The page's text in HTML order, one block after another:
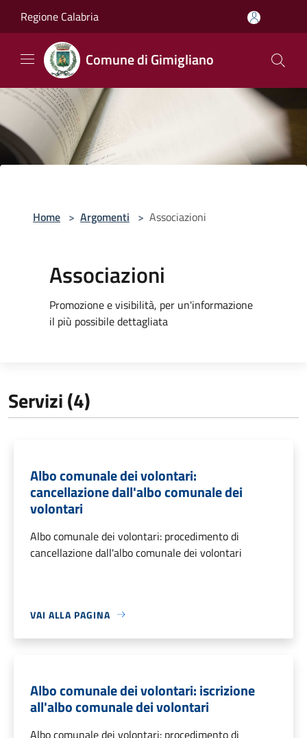
Regione Calabria
Comune di Gimigliano
Home > Argomenti > Associazioni
Associazioni
Promozione e visibilità, per un'informazione
il più possibile dettagliata
Servizi (4)
Albo comunale dei volontari:
cancellazione dall'albo comunale dei
volontari
Albo comunale dei volontari: procedimento di
cancellazione dall'albo comunale dei volontari
VAI ALLA PAGINA
Albo comunale dei volontari: iscrizione
all'albo comunale dei volontari
Albo comunale dei volontari: procedimento di